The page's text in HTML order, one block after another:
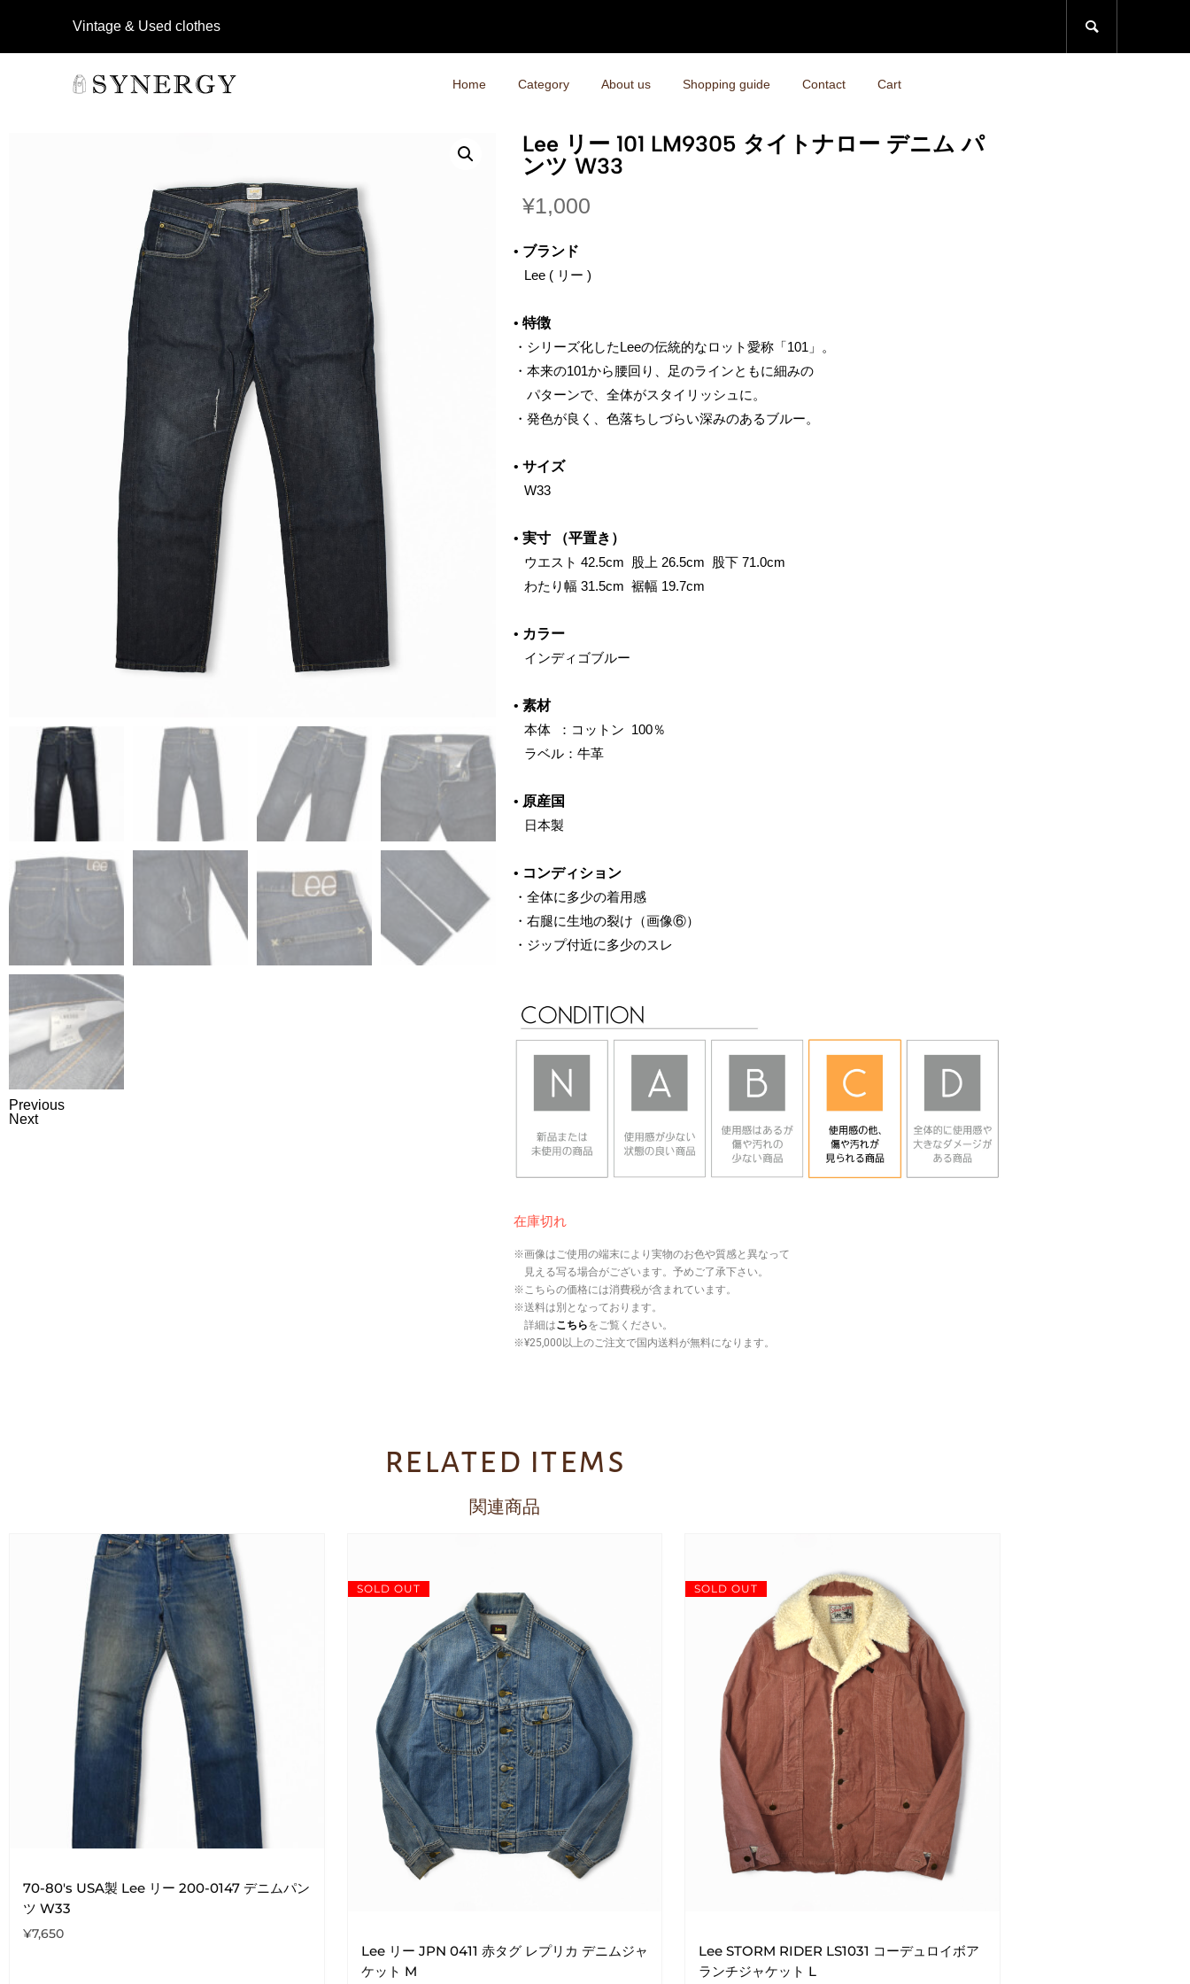
Vintage & Used clothes 
Home Category About us Shopping guide Contact Cart
Previous
Next
Lee リー 101 LM9305 タイトナロー デニム パ
ンツ W33
¥1,000
• ブランド
‌ Lee ( リー )
• 特徴
・ シリーズ化したLeeの伝統的なロット愛称「101」。
・ 本来の101から腰回り、足のラインともに細みの
パターンで、全体がスタイリッシュに。
・ 発色が良く、色落ちしづらい深みのあるブルー。
• サイズ
W33
• 実寸 （平置き）
ウエスト 42.5cm 股上 26.5cm 股下 71.0cm
わたり幅 31.5cm 裾幅 19.7cm
• カラー
インディゴブルー
• 素材
本体 ：コットン 100％
‌ ラベル：牛革
• 原産国
日本製
• コンディション
・ 全体に多少の着用感
・ 右腿に生地の裂け（画像⑥）
・ジップ付近に多少のスレ
在庫切れ
※画像はご使用の端末により実物のお色や質感と異なって
見える写る場合がございます。予めご了承下さい。
※こちらの価格には消費税が含まれています。
※送料は別となっております。
詳細はこちらをご覧ください。
※¥25,000以上のご注文で国内送料が無料になります。
related items
関連商品
70-80's USA製 Lee リー 200-0147 デニムパン
ツ W33
¥7,650
SOLD OUT
Lee リー JPN 0411 赤タグ レプリカ デニムジャ
ケット M
SOLD OUT
Lee STORM RIDER LS1031 コーデュロイボア
ランチジャケット L